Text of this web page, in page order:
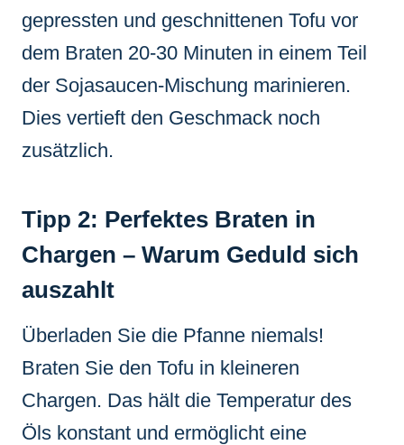
gepressten und geschnittenen Tofu vor
dem Braten 20-30 Minuten in einem Teil
der Sojasaucen-Mischung marinieren.
Dies vertieft den Geschmack noch
zusätzlich.
Tipp 2: Perfektes Braten in
Chargen – Warum Geduld sich
auszahlt
Überladen Sie die Pfanne niemals!
Braten Sie den Tofu in kleineren
Chargen. Das hält die Temperatur des
Öls konstant und ermöglicht eine